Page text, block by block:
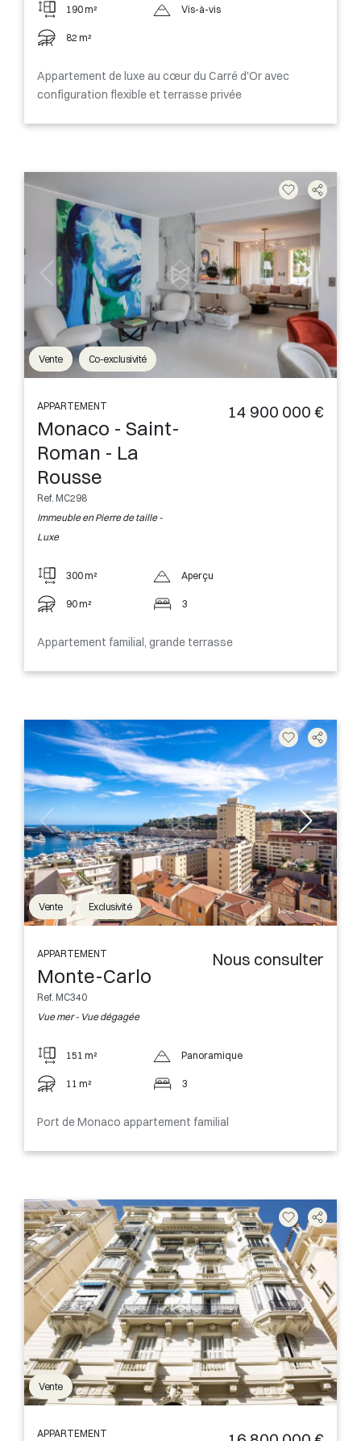
190 m²
82 m²
Vis-à-vis
Appartement de luxe au cœur du Carré d'Or avec
configuration flexible et terrasse privée
Vente Co-exclusivité
APPARTEMENT
Monaco - Saint-
Roman - La
Rousse
Ref. MC298
Immeuble en Pierre de taille -
Luxe
14 900 000 €
300 m²
90 m²
Aperçu
3
Appartement familial, grande terrasse
Vente Exclusivité
APPARTEMENT
Monte-Carlo
Ref. MC340
Vue mer - Vue dégagée
Nous consulter
151 m²
11 m²
Panoramique
3
Port de Monaco appartement familial
Vente
APPARTEMENT